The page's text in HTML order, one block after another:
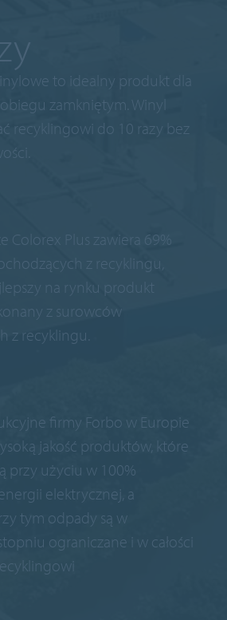
to idealny produkt dla
zamkniętym. Winyl
recyklingowi do 10 razy bez
Colorex Plus zawiera 69%
z recyklingu,
na rynku produkt
z surowców
z recyklingu.
firmy Forbo w Europie
jakość produktów, które
przy użyciu w 100%
elektrycznej, a
tym odpady są w
ograniczane i w całości